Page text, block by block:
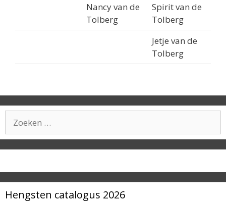
Nancy van de
Tolberg
Spirit van de
Tolberg
Jetje van de
Tolberg
naar:
Hengsten catalogus 2026